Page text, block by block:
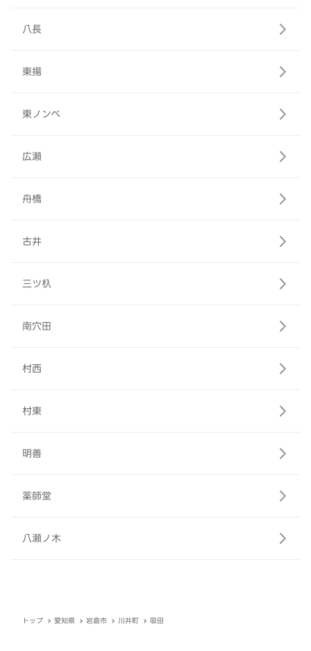
八長
東揚
東ノンベ
広瀬
舟橋
古井
三ツ杁
南穴田
村西
村東
明善
薬師堂
八瀬ノ木
トップ 愛知県 岩倉市 川井町 吸田